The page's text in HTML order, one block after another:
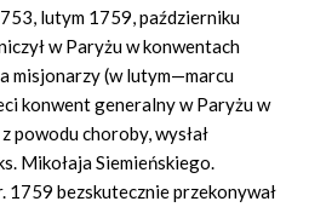
lutym 1759, październiku
w Paryżu w konwentach
misjonarzy (w lutym—marcu
konwent generalny w Paryżu w
powodu choroby, wysłał
Mikołaja Siemieńskiego.
1759 bezskutecznie przekonywał